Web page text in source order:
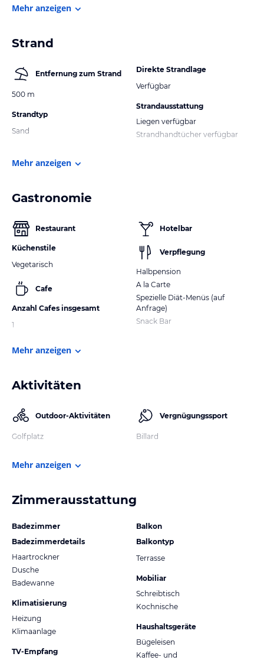
Mehr anzeigen
Strand
Entfernung zum Strand
500 m
Strandtyp
Sand
Direkte Strandlage
Verfügbar
Strandausstattung
Liegen verfügbar
Strandhandtücher verfügbar
Mehr anzeigen
Gastronomie
Restaurant
Küchenstile
Vegetarisch
Cafe
Anzahl Cafes insgesamt
1
Hotelbar
Verpflegung
Halbpension
A la Carte
Spezielle Diät-Menüs (auf
Anfrage)
Snack Bar
Mehr anzeigen
Aktivitäten
Outdoor-Aktivitäten
Golfplatz
Vergnügungssport
Billard
Mehr anzeigen
Zimmerausstattung
Badezimmer
Badezimmerdetails
Haartrockner
Dusche
Badewanne
Klimatisierung
Heizung
Klimaanlage
TV-Empfang
Balkon
Balkontyp
Terrasse
Mobiliar
Schreibtisch
Kochnische
Haushaltsgeräte
Bügeleisen
Kaffee- und